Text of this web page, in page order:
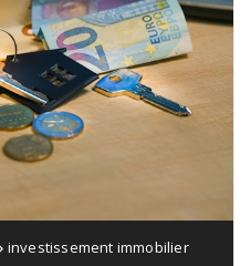
investissement immobilier